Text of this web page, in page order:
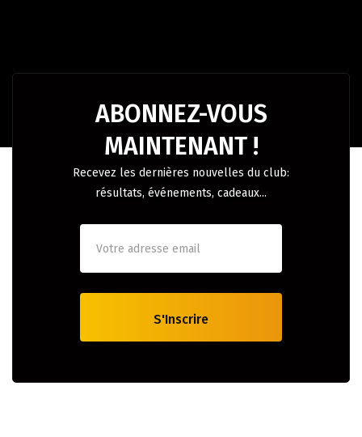
ABONNEZ-VOUS
MAINTENANT !
Recevez les dernières nouvelles du club:
résultats, événements, cadeaux...